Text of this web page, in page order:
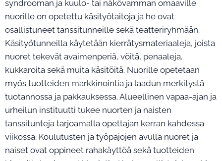
syndrooman ja kuulo- tai näkövamman omaaville
nuorille on opetettu käsityötaitoja ja he ovat
osallistuneet tanssitunneille sekä teatteriryhmään.
Käsityötunneilla käytetään kierrätysmateriaaleja, joista
nuoret tekevät avaimenperiä, vöitä, penaaleja,
kukkaroita sekä muita käsitöitä. Nuorille opetetaan
myös tuotteiden markkinointia ja laadun merkitystä
tuotannossa ja pakkauksessa. Alueellinen vapaa-ajan ja
urheilun instituutti tukee nuorten ja naisten
tanssitunteja tarjoamalla opettajan kerran kahdessa
viikossa. Koulutusten ja työpajojen avulla nuoret ja
naiset ovat oppineet rahakäyttöä sekä tuotteiden